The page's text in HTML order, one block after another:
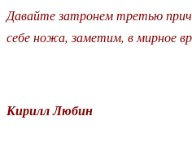
Давайте затронем третью
себе ножа, заметим, в мирное
Кирилл Любин